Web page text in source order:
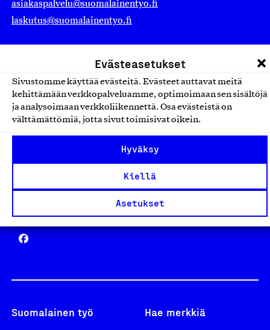
Evästeasetukset
Sivustomme käyttää evästeitä. Evästeet auttavat meitä
kehittämään verkkopalveluamme, optimoimaan sen sisältöjä
ja analysoimaan verkkoliikennettä. Osa evästeistä on
välttämättömiä, jotta sivut toimisivat oikein.
Hyväksy
Kiellä
Asetukset
asiakaspalvelu@suomalainentyo.fi
laskutus@suomalainentyo.fi
Avainlippu
Yhteiskunnallinen Yritys -merkki
Suomalainen työ Hae merkkiä